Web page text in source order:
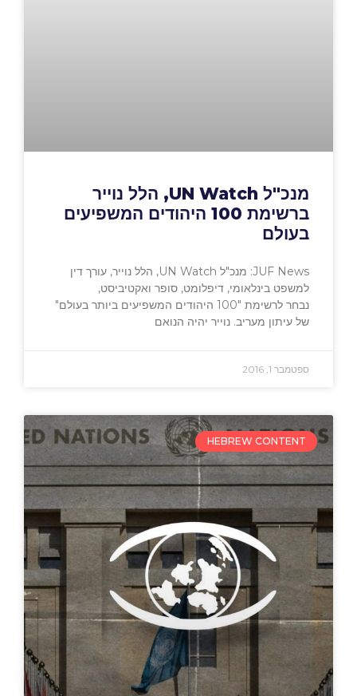
מנכ"ל UN Watch, הלל נוייר
ברשימת 100 היהודים המשפיעים
בעולם
JUF News: מנכ"ל UN Watch, הלל נוייר, עורך דין
למשפט בינלאומי, דיפלומט, סופר ואקטיביסט,
נבחר לרשימת "100 היהודים המשפיעים ביותר בעולם"
של עיתון מעריב. נוייר יהיה הנואם
ספטמבר 1, 2016
HEBREW CONTENT